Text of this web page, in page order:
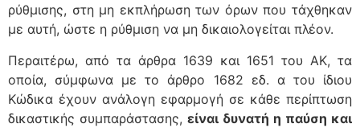
ρύθμισης, στη μη εκπλήρωση των όρων που τάχθηκαν
με αυτή, ώστε η ρύθμιση να μη δικαιολογείται πλέον.
Περαιτέρω, από τα άρθρα 1639 και 1651 του ΑΚ, τα
οποία, σύμφωνα με το άρθρο 1682 εδ. α του ίδιου
Κώδικα έχουν ανάλογη εφαρμογή σε κάθε περίπτωση
δικαστικής συμπαράστασης, είναι δυνατή η παύση και